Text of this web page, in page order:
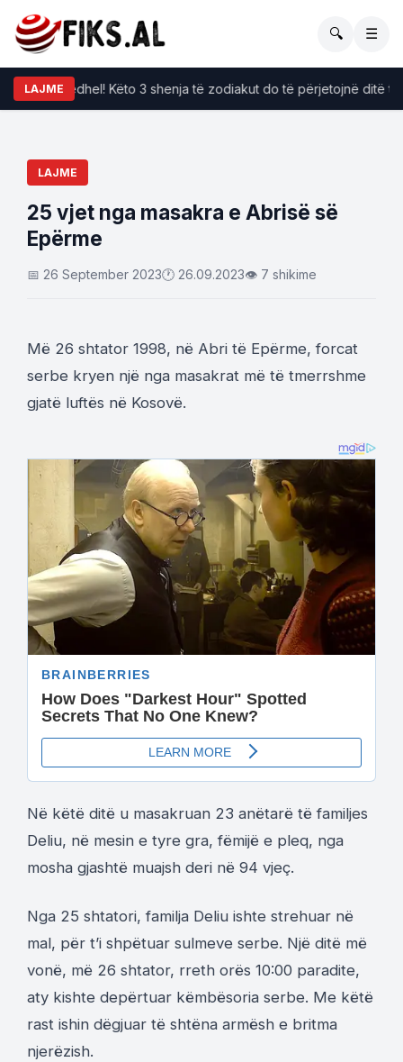
🔍 ☰
LAJME
i përkëdhel! Këto 3 shenja të zodiakut do të përjetojnë ditë të
LAJME
25 vjet nga masakra e Abrisë së
Epërme
📅 26 September 2023🕐 26.09.2023👁 7 shikime
Më 26 shtator 1998, në Abri të Epërme, forcat
serbe kryen një nga masakrat më të tmerrshme
gjatë luftës në Kosovë.
Në këtë ditë u masakruan 23 anëtarë të familjes
Deliu, në mesin e tyre gra, fëmijë e pleq, nga
mosha gjashtë muajsh deri në 94 vjeç.
Nga 25 shtatori, familja Deliu ishte strehuar në
mal, për t’i shpëtuar sulmeve serbe. Një ditë më
vonë, më 26 shtator, rreth orës 10:00 paradite,
aty kishte depërtuar këmbësoria serbe. Me këtë
rast ishin dëgjuar të shtëna armësh e britma
njerëzish.